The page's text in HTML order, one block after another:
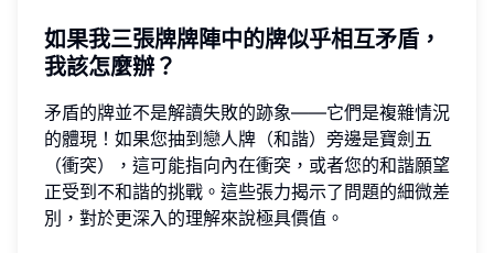
如果我三張牌牌陣中的牌似乎相互矛盾，
我該怎麼辦？
矛盾的牌並不是解讀失敗的跡象——它們是複雜情況
的體現！如果您抽到戀人牌（和諧）旁邊是寶劍五
（衝突），這可能指向內在衝突，或者您的和諧願望
正受到不和諧的挑戰。這些張力揭示了問題的細微差
別，對於更深入的理解來說極具價值。